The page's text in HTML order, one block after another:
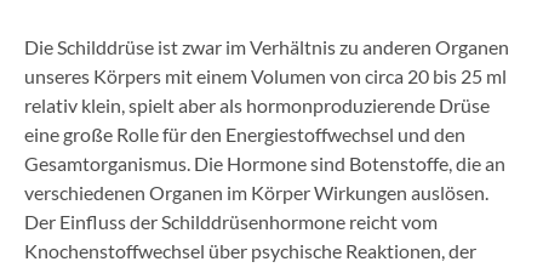
Die Schilddrüse ist zwar im Verhältnis zu anderen Organen
unseres Körpers mit einem Volumen von circa 20 bis 25 ml
relativ klein, spielt aber als hormonproduzierende Drüse
eine große Rolle für den Energiestoffwechsel und den
Gesamtorganismus. Die Hormone sind Botenstoffe, die an
verschiedenen Organen im Körper Wirkungen auslösen.
Der Einfluss der Schilddrüsenhormone reicht vom
Knochenstoffwechsel über psychische Reaktionen, der